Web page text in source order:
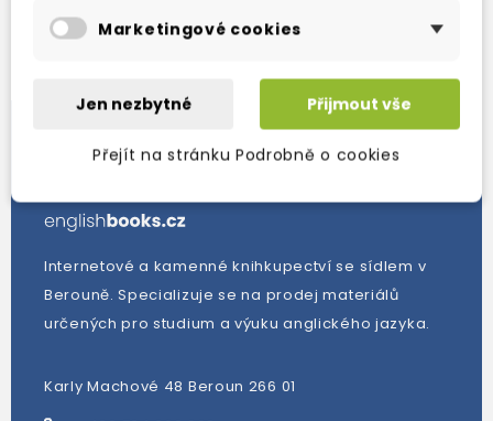
Nové produkty
Internetové a kamenné knihkupectví se sídlem v
Berouně. Specializuje se na prodej materiálů
určených pro studium a výuku anglického jazyka.
Karly Machové 48 Beroun 266 01
Marketingové cookies
Jen nezbytné Přijmout vše
Přejít na stránku Podrobně o cookies